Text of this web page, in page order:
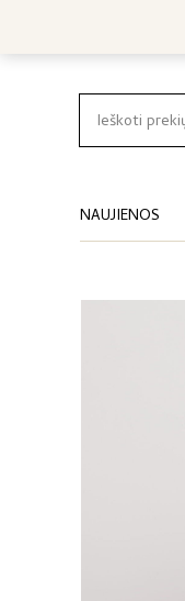
Ieškoti:
NAUJIENOS